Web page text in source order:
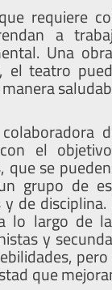
requiere
a
Una
el teatro
el
se
grupo de
de
lo largo de
y
que